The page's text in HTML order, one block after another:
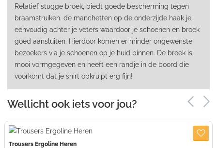
Relatief stugge broek, biedt goede bescherming tegen
braamstruiken. de manchetten op de onderzijde haak je
eenvoudig achter je veters waardoor je schoenen en broek
goed aansluiten. Hierdoor komen er minder ongewenste
bezoekers via je schoenen op je huid binnen. De broek is
mooi vormgegeven en heeft een randje in de boord die
voorkomt dat je shirt opkruipt erg fijn!
Wellicht ook iets voor jou?
Trousers Ergoline Heren